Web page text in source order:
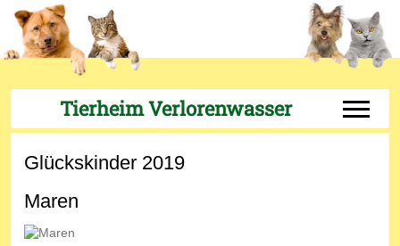
Tierheim Verlorenwasser Off-
Glückskinder 2019
Maren